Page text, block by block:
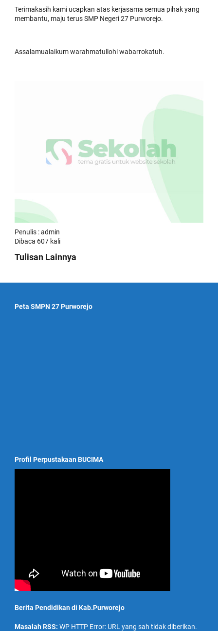
Terimakasih kami ucapkan atas kerjasama semua pihak yang
membantu, maju terus SMP Negeri 27 Purworejo.
Assalamualaikum warahmatullohi wabarrokatuh.
Penulis : admin
Dibaca 607 kali
Tulisan Lainnya
Peta SMPN 27 Purworejo
Profil Perpustakaan BUCIMA
Berita Pendidikan di Kab.Purworejo
Masalah RSS: WP HTTP Error: URL yang sah tidak diberikan.